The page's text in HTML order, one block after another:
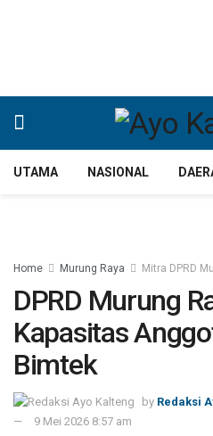
UTAMA NASIONAL
Home Murung Raya Mitra DPRD
DPRD Murung
Kapasitas
Bimtek
by Redaksi
9 Mei 2026 8:57 am